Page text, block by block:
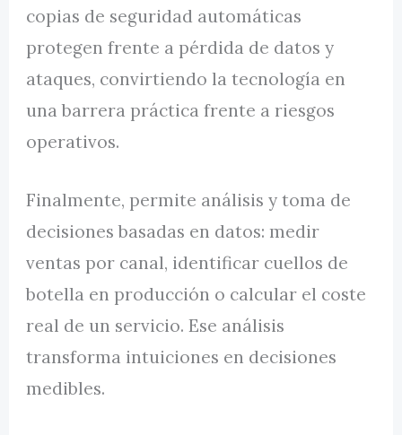
copias de seguridad automáticas
protegen frente a pérdida de datos y
ataques, convirtiendo la tecnología en
una barrera práctica frente a riesgos
operativos.
Finalmente, permite análisis y toma de
decisiones basadas en datos: medir
ventas por canal, identificar cuellos de
botella en producción o calcular el coste
real de un servicio. Ese análisis
transforma intuiciones en decisiones
medibles.